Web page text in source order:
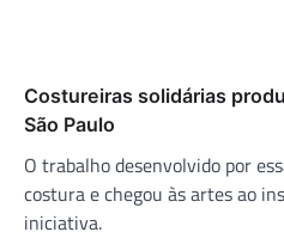
Costureiras solidárias
São Paulo
O trabalho desenvolvido por
costura e chegou às artes ao
iniciativa.